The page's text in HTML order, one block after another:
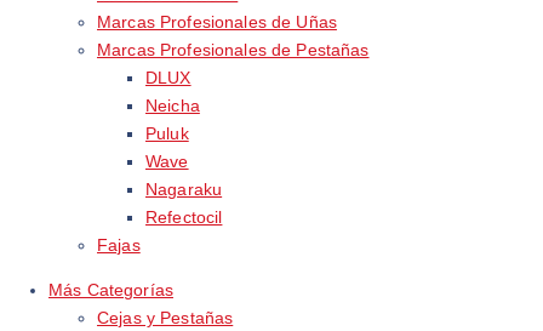
Marcas Profesionales de Uñas
Marcas Profesionales de Pestañas
DLUX
Neicha
Puluk
Wave
Nagaraku
Refectocil
Fajas
Más Categorías
Cejas y Pestañas